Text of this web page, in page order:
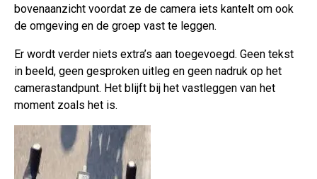
bovenaanzicht voordat ze de camera iets kantelt om ook
de omgeving en de groep vast te leggen.
Er wordt verder niets extra’s aan toegevoegd. Geen tekst
in beeld, geen gesproken uitleg en geen nadruk op het
camerastandpunt. Het blijft bij het vastleggen van het
moment zoals het is.